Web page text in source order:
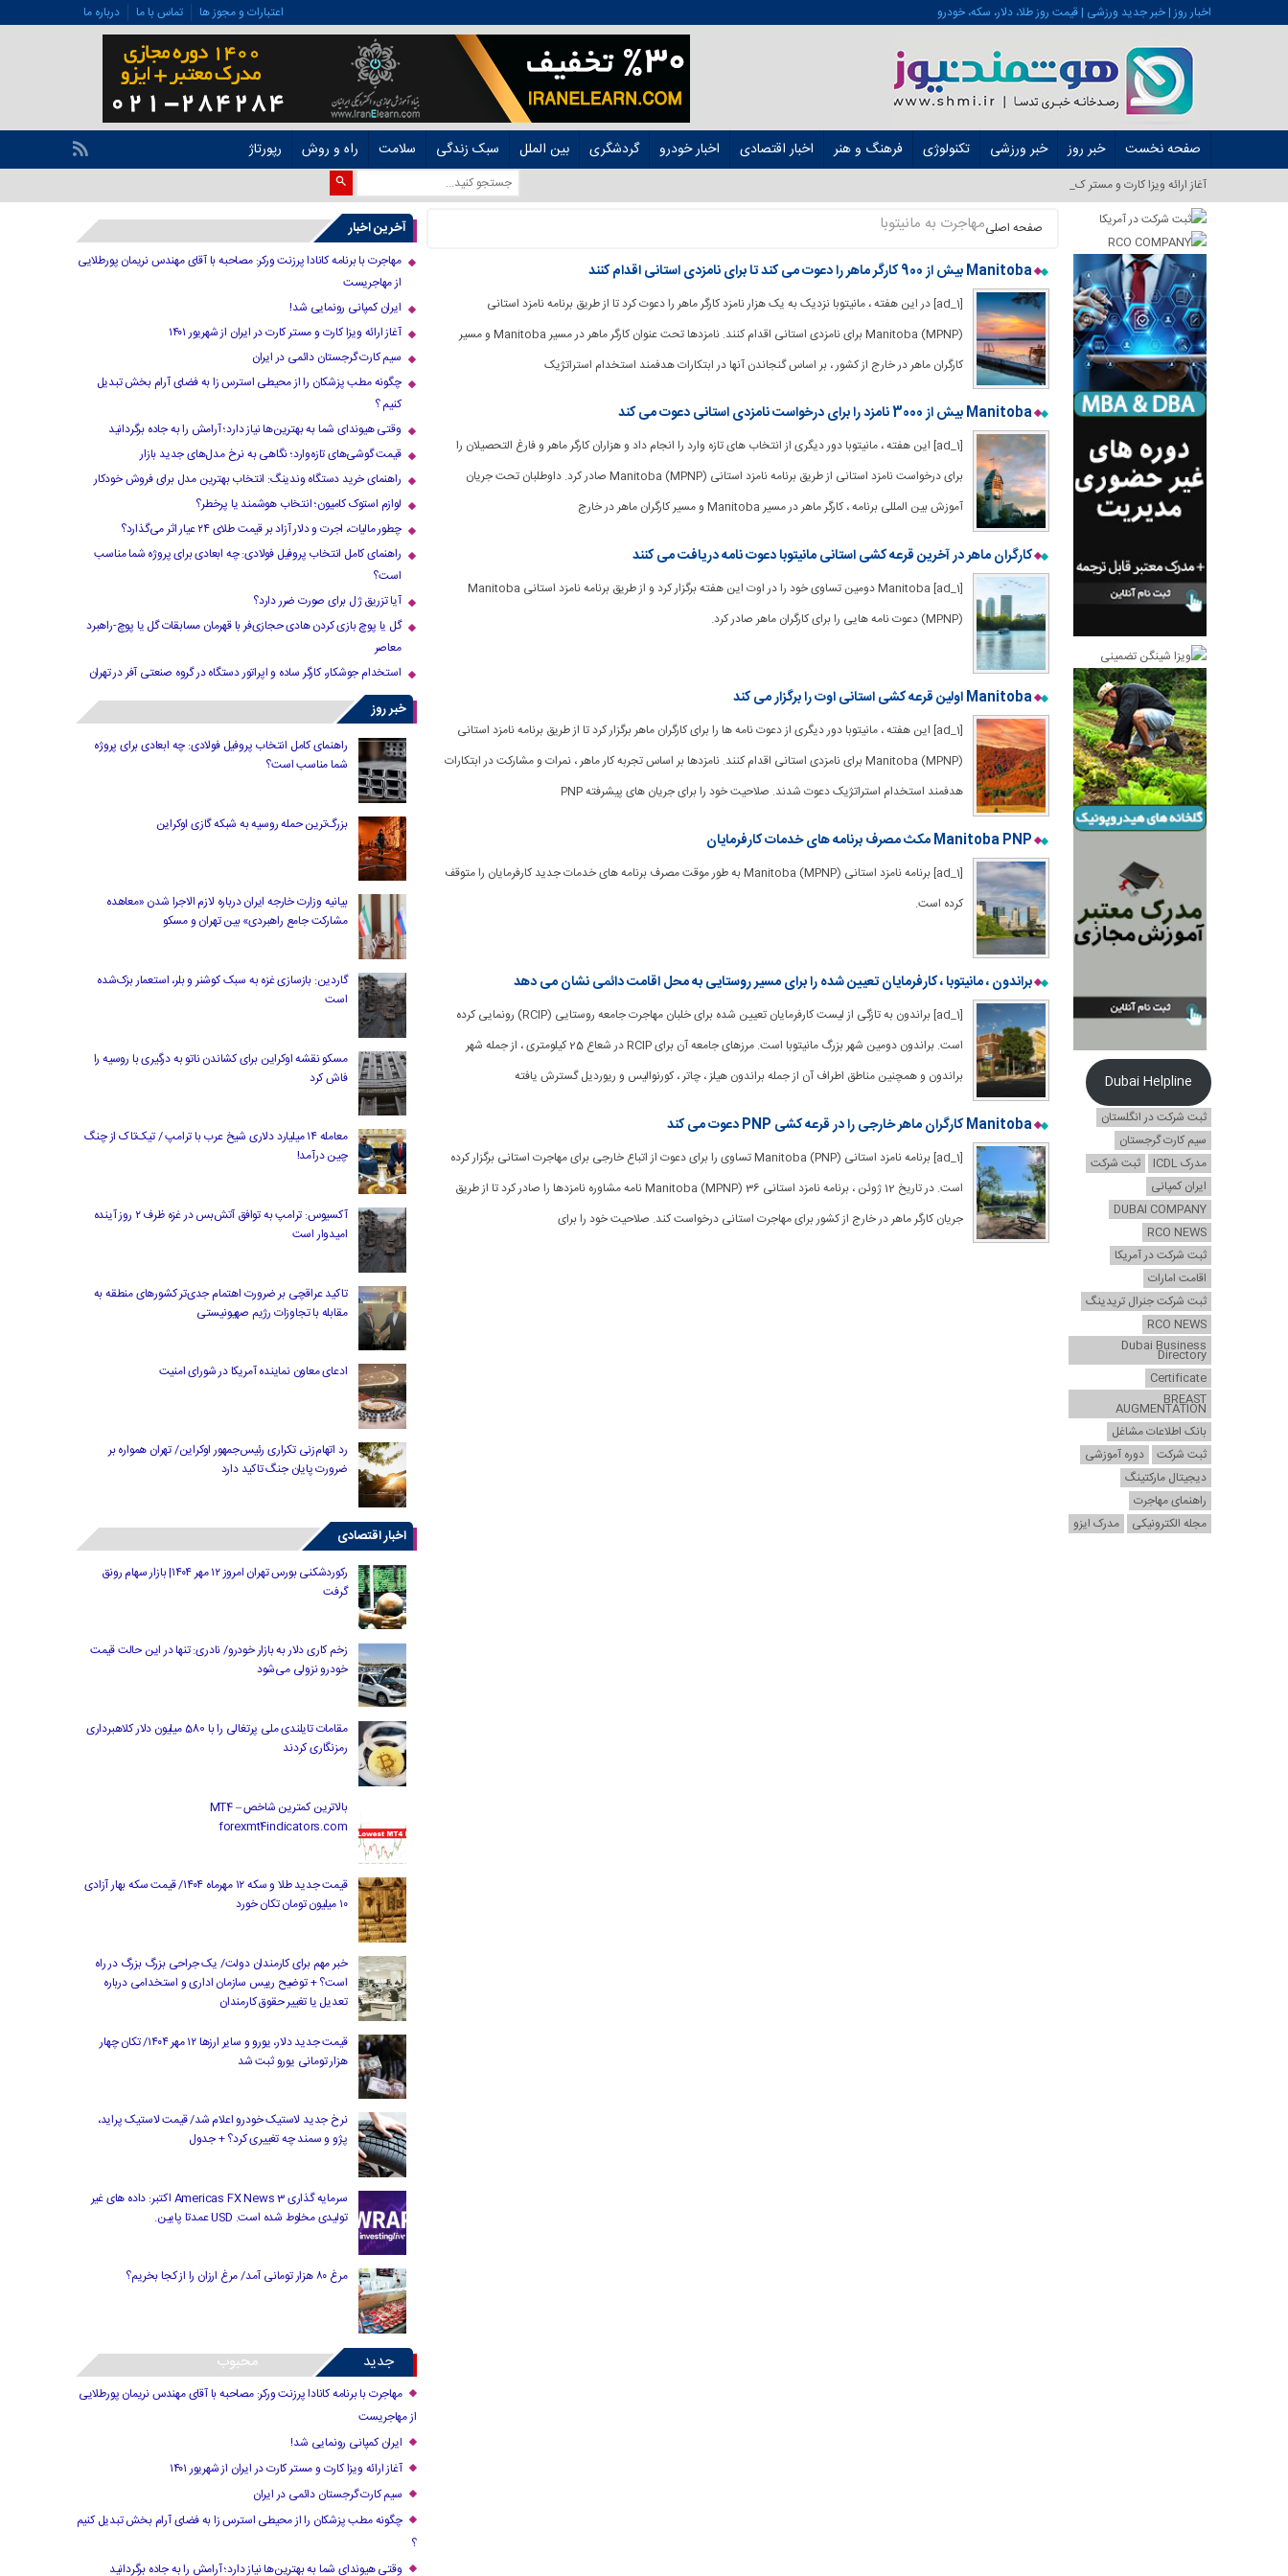
اخبار روز | خبر جدید ورزشی | قیمت روز طلا، دلار، سکه، خودرو اعتبارات و مجوز ها تماس با ما درباره ما
صفحه نخست خبر روز خبر ورزشی تکنولوژی فرهنگ و هنر اخبار اقتصادی اخبار خودرو گردشگری بین الملل سبک زندگی سلامت راه و روش رپورتاژ
آغاز ارائه ویزا کارت و مستر کارت در ایرا_
صفحه اصلیمهاجرت به مانیتوبا
Manitoba بیش از 900 کارگر ماهر را دعوت می کند تا برای نامزدی استانی اقدام کنند
[ad_1] در این هفته ، مانیتوبا نزدیک به یک هزار نامزد کارگر ماهر را دعوت کرد تا از طریق برنامه نامزد استانی
Manitoba (MPNP) برای نامزدی استانی اقدام کنند. نامزدها تحت عنوان کارگر ماهر در مسیر Manitoba و مسیر
کارگران ماهر در خارج از کشور ، بر اساس گنجاندن آنها در ابتکارات هدفمند استخدام استراتژیک
Manitoba بیش از 3000 نامزد را برای درخواست نامزدی استانی دعوت می کند
[ad_1] این هفته ، مانیتوبا دور دیگری از انتخاب های تازه وارد را انجام داد و هزاران کارگر ماهر و فارغ التحصیلان را
برای درخواست نامزد استانی از طریق برنامه نامزد استانی Manitoba (MPNP) صادر کرد. داوطلبان تحت جریان
آموزش بین المللی برنامه ، کارگر ماهر در مسیر Manitoba و مسیر کارگران ماهر در خارج
کارگران ماهر در آخرین قرعه کشی استانی مانیتوبا دعوت نامه دریافت می کنند
[ad_1] Manitoba دومین تساوی خود را در اوت این هفته برگزار کرد و از طریق برنامه نامزد استانی Manitoba
(MPNP) دعوت نامه هایی را برای کارگران ماهر صادر کرد.
Manitoba اولین قرعه کشی استانی اوت را برگزار می کند
[ad_1] این هفته ، مانیتوبا دور دیگری از دعوت نامه ها را برای کارگران ماهر برگزار کرد تا از طریق برنامه نامزد استانی
Manitoba (MPNP) برای نامزدی استانی اقدام کنند. نامزدها بر اساس تجربه کار ماهر ، نمرات و مشارکت در ابتکارات
هدفمند استخدام استراتژیک دعوت شدند. صلاحیت خود را برای جریان های پیشرفته PNP
Manitoba PNP مکث مصرف برنامه های خدمات کارفرمایان
[ad_1] برنامه نامزد استانی Manitoba (MPNP) به طور موقت مصرف برنامه های خدمات جدید کارفرمایان را متوقف
کرده است.
براندون ، مانیتوبا ، کارفرمایان تعیین شده را برای مسیر روستایی به محل اقامت دائمی نشان می دهد
[ad_1] براندون به تازگی از لیست کارفرمایان تعیین شده برای خلبان مهاجرت جامعه روستایی (RCIP) رونمایی کرده
است. براندون دومین شهر بزرگ مانیتوبا است. مرزهای جامعه آن برای RCIP در شعاع 25 کیلومتری ، از جمله شهر
براندون و همچنین مناطق اطراف آن از جمله براندون هیلز ، چاتر ، کورنوالیس و ریوردیل گسترش یافته
Manitoba کارگران ماهر خارجی را در قرعه کشی PNP دعوت می کند
[ad_1] برنامه نامزد استانی Manitoba (PNP) تساوی را برای دعوت از اتباع خارجی برای مهاجرت استانی برگزار کرده
است. در تاریخ 12 ژوئن ، برنامه نامزد استانی Manitoba (MPNP) 36 نامه مشاوره نامزدها را صادر کرد تا از طریق
جریان کارگر ماهر در خارج از کشور برای مهاجرت استانی درخواست کند. صلاحیت خود را برای
Dubai Helpline
ثبت شرکت در انگلستان
سیم کارت گرجستان
مدرک ICDL
ثبت شرکت
ایران کمپانی
DUBAI COMPANY
RCO NEWS
ثبت شرکت در آمریکا
اقامت امارات
ثبت شرکت جنرال تریدینگ
RCO NEWS
Dubai Business
Directory
Certificate
BREAST
AUGMENTATION
بانک اطلاعات مشاغل
ثبت شرکت
دوره آموزشی
دیجیتال مارکتینگ
راهنمای مهاجرت
مجله الکترونیکی
مدرک ایزو
آخرین اخبار
مهاجرت با برنامه کانادا پرزنت ورکر: مصاحبه با آقای مهندس نریمان پورطلایی
از مهاجریست
ایران کمپانی رونمایی شد!
آغاز ارائه ویزا کارت و مستر کارت در ایران از شهریور ۱۴۰۱
سیم کارت گرجستان دائمی در ایران
چگونه مطب پزشکان را از محیطی استرس زا به فضای آرام بخش تبدیل
کنیم ؟
وقتی هیوندای شما به بهترین‌ها نیاز دارد؛ آرامش را به جاده برگردانید
قیمت گوشی‌های تازه‌وارد؛ نگاهی به نرخ مدل‌های جدید بازار
راهنمای خرید دستگاه وندینگ: انتخاب بهترین مدل برای فروش خودکار
لوازم استوک کامیون؛ انتخاب هوشمند یا پرخطر؟
چطور مالیات، اجرت و دلار آزاد بر قیمت طلای ۲۴ عیار اثر می‌گذارد؟
راهنمای کامل انتخاب پروفیل فولادی: چه ابعادی برای پروژه شما مناسب
است؟
آیا تزریق ژل برای صورت ضرر دارد​؟
گل یا پوچ بازی کردن هادی حجازی‌فر با قهرمان مسابقات گل یا پوچ-راهبرد
معاصر
استخدام جوشکار، کارگر ساده و اپراتور دستگاه در گروه صنعتی آفر در تهران
خبر روز
راهنمای کامل انتخاب پروفیل فولادی: چه ابعادی برای پروژه
شما مناسب است؟
بزرگ‌ترین حمله روسیه به شبکه گازی اوکراین
بیانیه وزارت خارجه ایران درباره لازم‌ الاجرا شدن «معاهده
مشارکت جامع راهبردی» بین تهران و مسکو
گاردین: بازسازی غزه به سبک کوشنر و بلر، استعمار بزک‌شده
است
مسکو نقشه اوکراین برای کشاندن ناتو به درگیری با روسیه را
فاش کرد
معامله ۱۴ میلیارد دلاری شیخ عرب با ترامپ / تیک‌تاک از چنگ
چین درآمد!
آکسیوس: ترامپ به توافق آتش‌بس در غزه ظرف ۲ روز آینده
امیدوار است
تاکید عراقچی بر ضرورت اهتمام جدی‌تر کشورهای منطقه به
مقابله با تجاوزات رژیم صهیونیستی
ادعای معاون نماینده آمریکا در شورای امنیت
رد اتهام‌زنی تکراری رئیس‌جمهور اوکراین/ تهران همواره بر
ضرورت پایان جنگ تاکید دارد
اخبار اقتصادی
رکوردشکنی بورس تهران امروز ۱۲ مهر ۱۴۰۴| بازار سهام رونق
گرفت
زخم کاری دلار به بازار خودرو/ نادری: تنها در این حالت قیمت
خودرو نزولی می‌شود
مقامات تایلندی ملی پرتغالی را با 580 میلیون دلار کلاهبرداری
رمزنگاری کردند
بالاترین کمترین شاخص MT4 –
forexmt4indicators.com
قیمت جدید طلا و سکه ۱۲ مهرماه ۱۴۰۴/ قیمت سکه بهار آزادی
۱۰ میلیون تومان تکان خورد
خبر مهم برای کارمندان دولت/ یک جراحی بزرگ بزرگ در راه
است؟ + توضیح رییس سازمان اداری و استخدامی درباره
تعدیل یا تغییر حقوق کارمندان
قیمت جدید دلار، یورو و سایر ارزها ۱۲ مهر ۱۴۰۴/ تکان چهار
هزار تومانی یورو ثبت شد
نرخ جدید لاستیک خودرو اعلام شد/ قیمت لاستیک پراید،
پژو و سمند چه تغییری کرد؟ + جدول
سرمایه گذاری Americas FX News 3 اکتبر: داده های غیر
تولیدی مخلوط شده است. USD عمدتا پایین.
مرغ ۸۰ هزار تومانی آمد/ مرغ ارزان را از کجا بخریم؟
جدید محبوب
مهاجرت با برنامه کانادا پرزنت ورکر: مصاحبه با آقای مهندس نریمان پورطلایی
از مهاجریست
ایران کمپانی رونمایی شد!
آغاز ارائه ویزا کارت و مستر کارت در ایران از شهریور ۱۴۰۱
سیم کارت گرجستان دائمی در ایران
چگونه مطب پزشکان را از محیطی استرس زا به فضای آرام بخش تبدیل کنیم
؟
وقتی هیوندای شما به بهترین‌ها نیاز دارد؛ آرامش را به جاده برگردانید